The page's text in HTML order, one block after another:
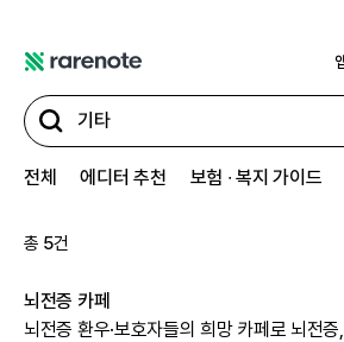
어
노
트
전체 에디터 추천 보험 ∙ 복지 가이드
총 5건
뇌전증 카페
뇌전증 환우·보호자들의 희망 카페로 뇌전